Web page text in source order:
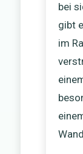
bei
gibt
im